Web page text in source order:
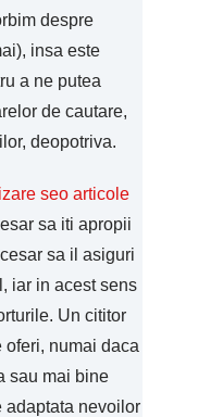
despre
insa este
a ne putea
de cautare,
deopotriva.
seo articole
sa iti apropii
sa il asiguri
iar in acest sens
Un cititor
numai daca
sau mai bine
adaptata nevoilor